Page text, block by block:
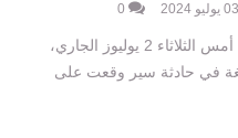
0
*عزيز المسناوي لقيت شابة ليلة أمس الثلاثاء 2 يوليوز الجاري،
في حادثة سير وقعت على